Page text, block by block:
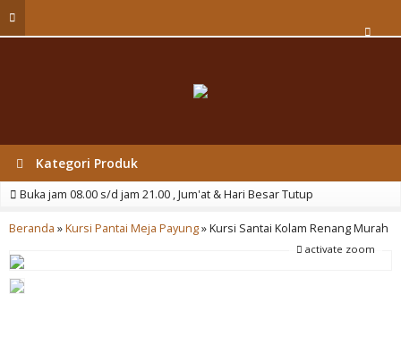
Kategori Produk
Buka jam 08.00 s/d jam 21.00 , Jum'at & Hari Besar Tutup
Beranda »Kursi Pantai Meja Payung»Kursi Santai Kolam Renang Murah
activate zoom